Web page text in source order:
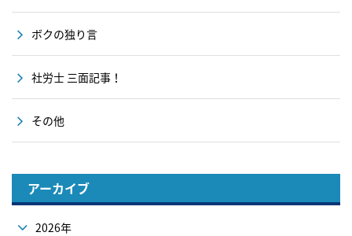
ボクの独り言
社労士 三面記事！
その他
アーカイブ
2026年